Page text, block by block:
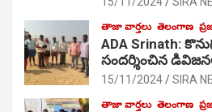
తాజా వార్తలు తెలంగాణ
ADA Srinath:
సంద‌ర్శించిన
15/11/2024 SIRA
తాజా వార్తలు తెలంగాణ